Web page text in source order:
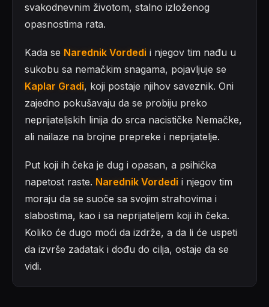
svakodnevnim životom, stalno izloženog
opasnostima rata.
Kada se Narednik Vordedi i njegov tim nađu u
sukobu sa nemačkim snagama, pojavljuje se
Kaplar Gradi, koji postaje njihov saveznik. Oni
zajedno pokušavaju da se probiju preko
neprijateljskih linija do srca nacističke Nemačke,
ali nailaze na brojne prepreke i neprijatelje.
Put koji ih čeka je dug i opasan, a psihička
napetost raste. Narednik Vordedi i njegov tim
moraju da se suoče sa svojim strahovima i
slabostima, kao i sa neprijateljem koji ih čeka.
Koliko će dugo moći da izdrže, a da li će uspeti
da izvrše zadatak i dođu do cilja, ostaje da se
vidi.